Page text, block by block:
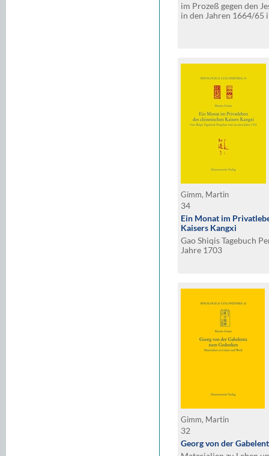
im Prozeß gegen den
in den Jahren 1664/65
Gimm, Martin
34
Ein Monat im
Kaisers Kangxi
Gao Shiqis Tagebuch
Jahre 1703
Gimm, Martin
32
Georg von der